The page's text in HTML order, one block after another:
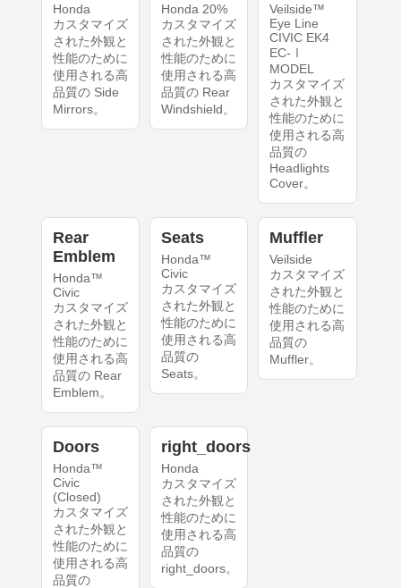
Honda
カスタマイズ
された外観と
性能のために
使用される高
品質の Side
Mirrors。
Honda 20%
カスタマイズ
された外観と
性能のために
使用される高
品質の Rear
Windshield。
Veilside™
Eye Line
CIVIC EK4
EC-Ⅰ
MODEL
カスタマイズ
された外観と
性能のために
使用される高
品質の
Headlights
Cover。
Rear
Emblem
Honda™
Civic
カスタマイズ
された外観と
性能のために
使用される高
品質の Rear
Emblem。
Seats
Honda™
Civic
カスタマイズ
された外観と
性能のために
使用される高
品質の
Seats。
Muffler
Veilside
カスタマイズ
された外観と
性能のために
使用される高
品質の
Muffler。
Doors
Honda™
Civic
(Closed)
カスタマイズ
された外観と
性能のために
使用される高
品質の
right_doors
Honda
カスタマイズ
された外観と
性能のために
使用される高
品質の
right_doors。